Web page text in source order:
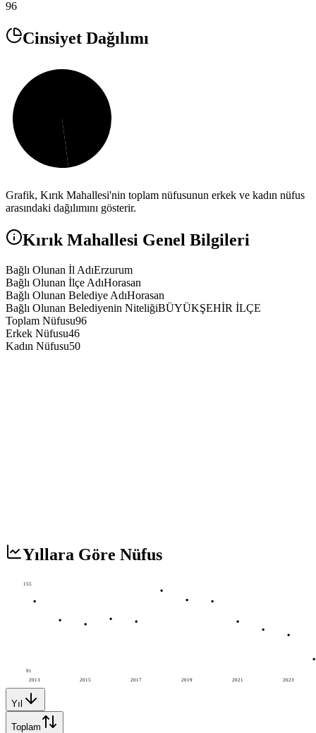
96
Cinsiyet Dağılımı
Grafik, Kırık Mahallesi'nin toplam nüfusunun erkek ve kadın nüfus
arasındaki dağılımını gösterir.
Kırık Mahallesi Genel Bilgileri
Bağlı Olunan İl AdıErzurum
Bağlı Olunan İlçe AdıHorasan
Bağlı Olunan Belediye AdıHorasan
Bağlı Olunan Belediyenin NiteliğiBÜYÜKŞEHİR İLÇE
Toplam Nüfusu96
Erkek Nüfusu46
Kadın Nüfusu50
Yıllara Göre Nüfus
2013 2015 2017 2019 2021 2023
155
91
Yıl
Toplam